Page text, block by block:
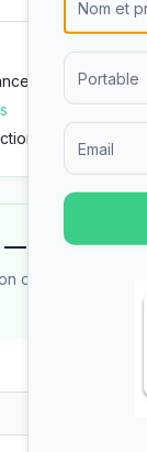
une partie du
des aides
— EHPAD
des aides (APA,